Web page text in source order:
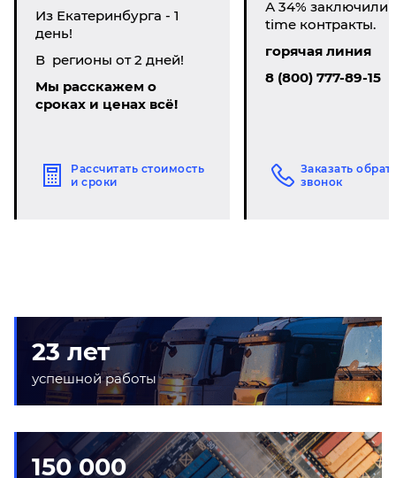
Из Екатеринбурга - 1
день!
В регионы от 2 дней!
Мы расскажем о
сроках и ценах всё!
Рассчитать стоимость
и сроки
А 34% заключили
time контракты.
горячая линия
8 (800) 777-89-15
Заказать
звонок
23 лет
успешной работы
150 000